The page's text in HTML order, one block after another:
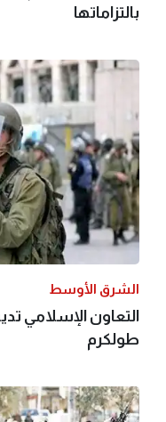
بالتزاماتها
الشرق الأوسط
التعاون الإسلامي
طولكرم